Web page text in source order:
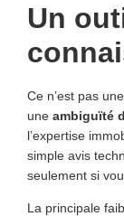
Un
Ce n’est pas
une ambiguïté
l’expertise
simple avis
seulement si
La principale